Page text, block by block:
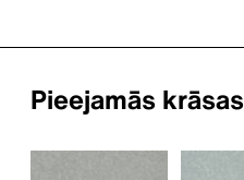
Pieejamās krāsas